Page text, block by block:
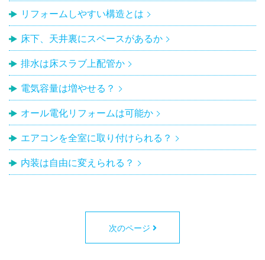
リフォームしやすい構造とは
床下、天井裏にスペースがあるか
排水は床スラブ上配管か
電気容量は増やせる？
オール電化リフォームは可能か
エアコンを全室に取り付けられる？
内装は自由に変えられる？
次のページ